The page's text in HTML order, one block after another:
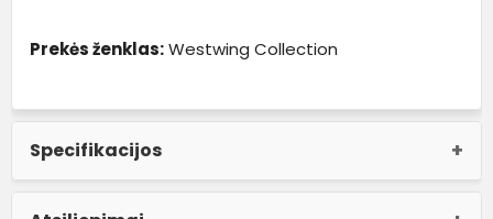
Prekės ženklas:Westwing Collection
Specifikacijos